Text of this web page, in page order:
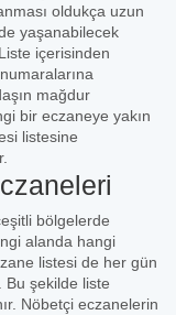
oldukça uzun
yaşanabilecek
içerisinden
mağdur
bir eczaneye yakın
listesine
bölgelerde
alanda hangi
listesi de her gün
Bu şekilde liste
Nöbetçi eczanelerin